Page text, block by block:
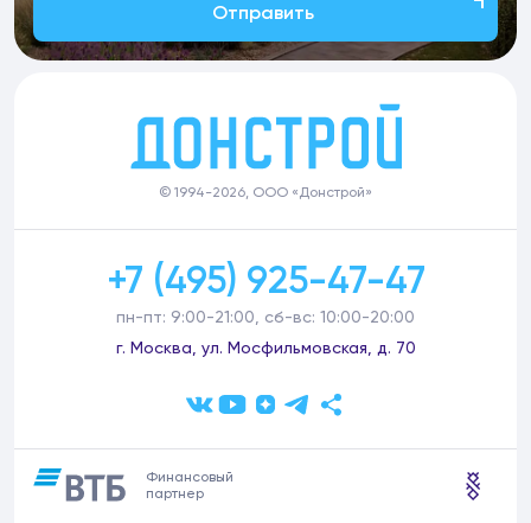
Отправить
© 1994-2026, ООО «Донстрой»
+7 (495) 925-47-47
пн-пт: 9:00-21:00, сб-вс: 10:00-20:00
г. Москва, ул. Мосфильмовская, д. 70
Финансовый
партнер